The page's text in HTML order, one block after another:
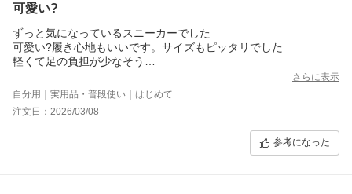
可愛い?
ずっと気になっているスニーカーでした
可愛い?履き心地もいいです。サイズもピッタリでした
軽くて足の負担が少なそう
さらに表示
自分用｜実用品・普段使い｜はじめて
注文日：2026/03/08
参考になった